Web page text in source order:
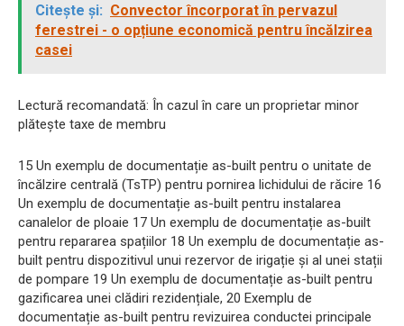
Citește și: Convector încorporat în pervazul
ferestrei - o opțiune economică pentru încălzirea
casei
Lectură recomandată: În cazul în care un proprietar minor
plătește taxe de membru
15 Un exemplu de documentație as-built pentru o unitate de
încălzire centrală (TsTP) pentru pornirea lichidului de răcire 16
Un exemplu de documentație as-built pentru instalarea
canalelor de ploaie 17 Un exemplu de documentație as-built
pentru repararea spațiilor 18 Un exemplu de documentație as-
built pentru dispozitivul unui rezervor de irigație și al unei stații
de pompare 19 Un exemplu de documentație as-built pentru
gazificarea unei clădiri rezidențiale, 20 Exemplu de
documentație as-built pentru revizuirea conductei principale